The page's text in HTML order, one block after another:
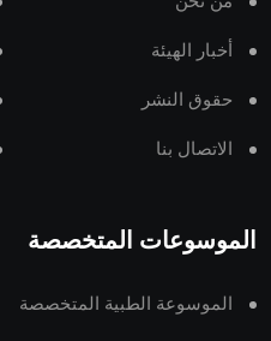
أخبار الهيئة
حقوق النشر
الاتصال بنا
الموسوعات المتخصصة
الموسوعة الطبية المتخصصة